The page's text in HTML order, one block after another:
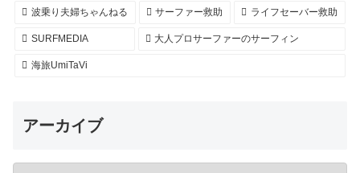
波乗り夫婦ちゃんねる サーファー救助 ライフセーバー救助
SURFMEDIA 大人プロサーファーのサーフィン
海旅UmiTaVi
アーカイブ